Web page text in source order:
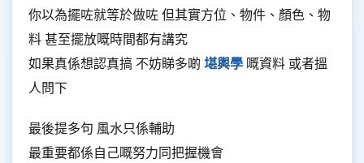
你以為擺咗就等於做咗 但其實方位、物件、顏色、物
料 甚至擺放嘅時間都有講究
如果真係想認真搞 不妨睇多啲 堪輿學 嘅資料 或者搵
人問下
最後提多句 風水只係輔助
最重要都係自己嘅努力同把握機會